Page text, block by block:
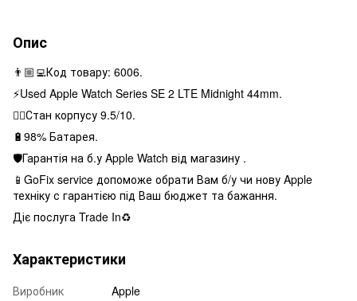
Опис
👨🏼‍💻Код товару: 6006.
⚡️Used Apple Watch Series SE 2 LTE Midnight 44mm.
👌🏻Стан корпусу 9.5/10.
🔋98% Батарея.
🛡Гарантія на б.у Apple Watch від магазину .
📱GoFix service допоможе обрати Вам б/у чи нову Apple
техніку с гарантією під Ваш бюджет та бажання.
Діє послуга Trade In♻️
Характеристики
Виробник
Apple